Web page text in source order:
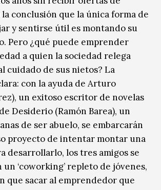
conclusión que la única forma de
y sentirse útil es montando su
Pero ¿qué puede emprender
a quien la sociedad relega
cuidado de sus nietos? La
con la ayuda de Arturo
un exitoso escritor de novelas
Desiderio (Ramón Barea), un
de ser abuelo, se embarcarán
proyecto de intentar montar una
desarrollarlo, los tres amigos se
‘coworking’ repleto de jóvenes,
que sacar al emprendedor que